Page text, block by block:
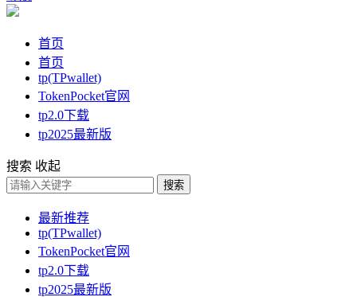
首页
首页
tp(TPwallet)
TokenPocket官网
tp2.0下载
tp2025最新版
搜索 收起
搜索
最新推荐
tp(TPwallet)
TokenPocket官网
tp2.0下载
tp2025最新版